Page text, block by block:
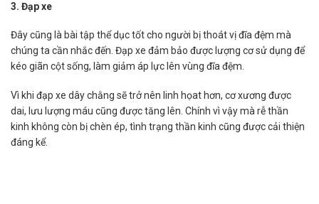
3. Đạp xe
Đây cũng là bài tập thể dục tốt cho người bị thoát vị đĩa đệm mà
chúng ta cần nhắc đến. Đạp xe đảm bảo được lượng cơ sử dụng để
kéo giãn cột sống, làm giảm áp lực lên vùng đĩa đệm.
Vì khi đạp xe dây chằng sẽ trở nên linh họat hơn, cơ xương được
dai, lưu lượng máu cũng được tăng lên. Chính vì vậy mà rễ thần
kinh không còn bị chèn ép, tình trạng thần kinh cũng được cải thiện
đáng kể.